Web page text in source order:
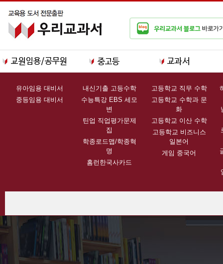
유아임용 대비서
중등임용 대비서
내신기출 고등수학
수능특강 EBS 세모
변
틴업 직업평가문제
집
학종로드맵/학종혁
명
홈런한국사카드
고등학교 직무 수학
고등학교 수학과 문
화
고등학교 이산 수학
고등학교 비즈니스
일본어
게임 중국어